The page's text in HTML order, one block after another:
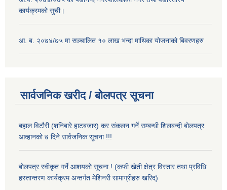
कार्यक्रमको सुची।
आ. ब. २०७४/७५ मा सञ्चालित १० लाख भन्दा माथिका योजनाको बिवरणहरु
सार्वजनिक खरीद / बोलपत्र सूचना
बहाल विटौरी (शनिबारे हाटबजार) कर संकलन गर्ने सम्बन्धी शिलबन्दी बोलपत्र
आव्हानको ७ दिने सार्वजनिक सूचना !!!
बोलपत्र स्वीकृत गर्ने आशयको सूचना ! (कफी खेती क्षेत्र विस्तार तथा प्रविधि
हस्तान्तरण कार्यक्रम अन्तर्गत मेशिनरी सामाग्रीहरु खरिद)